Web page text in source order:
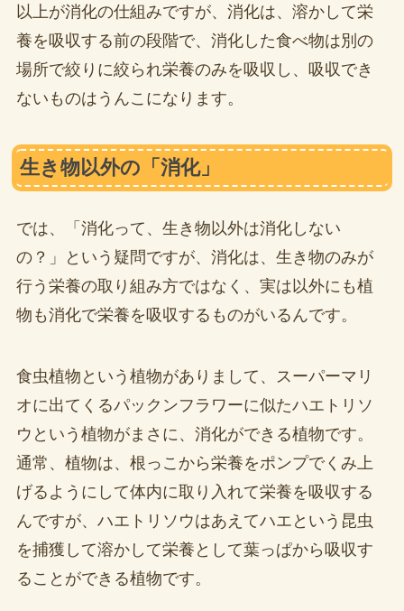
以上が消化の仕組みですが、消化は、溶かして栄
養を吸収する前の段階で、消化した食べ物は別の
場所で絞りに絞られ栄養のみを吸収し、吸収でき
ないものはうんこになります。
生き物以外の「消化」
では、「消化って、生き物以外は消化しない
の？」という疑問ですが、消化は、生き物のみが
行う栄養の取り組み方ではなく、実は以外にも植
物も消化で栄養を吸収するものがいるんです。
食虫植物という植物がありまして、スーパーマリ
オに出てくるパックンフラワーに似たハエトリソ
ウという植物がまさに、消化ができる植物です。
通常、植物は、根っこから栄養をポンプでくみ上
げるようにして体内に取り入れて栄養を吸収する
んですが、ハエトリソウはあえてハエという昆虫
を捕獲して溶かして栄養として葉っぱから吸収す
ることができる植物です。